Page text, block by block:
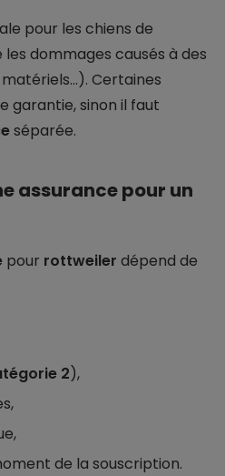
pour les chiens de
les dommages causés à des
Certaines
garantie, sinon il faut
séparée.
assurance pour un
pour rottweiler dépend de
2),
de la souscription.